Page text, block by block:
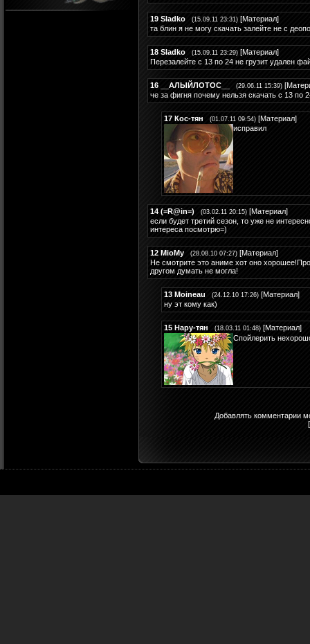
19 Sladko (15.09.11 23:31) [Материал]
та блин я не могу скачать залейте не с
18 Sladko (15.09.11 23:29) [Материал]
Перезалейте с 13 по 24 не грузит удален
16 __АЛЫЙЛОТОС__ (29.06.11 15:39) [
че за фигня почему нельзя скачать с 13 по
17 Кос-тян (01.07.11 09:54) [Материал]
исправил
14 (=R@in=) (03.02.11 20:15) [Материал]
если будет третий сезон, то уже не
интереса посмотрю=)
12 MioMy (28.08.10 07:27) [Материал]
Не смотрите это аниме хот оно
другом думать не могла!
13 Moineau (24.12.10 17:26) [Материал]
ну эт кому как)
15 Нару-тян (18.03.11 01:48) [Материал]
Спойлерить
Добавлять комментарии